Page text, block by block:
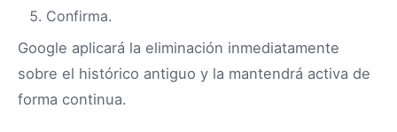
Confirma.
Google aplicará la eliminación inmediatamente
sobre el histórico antiguo y la mantendrá activa de
forma continua.